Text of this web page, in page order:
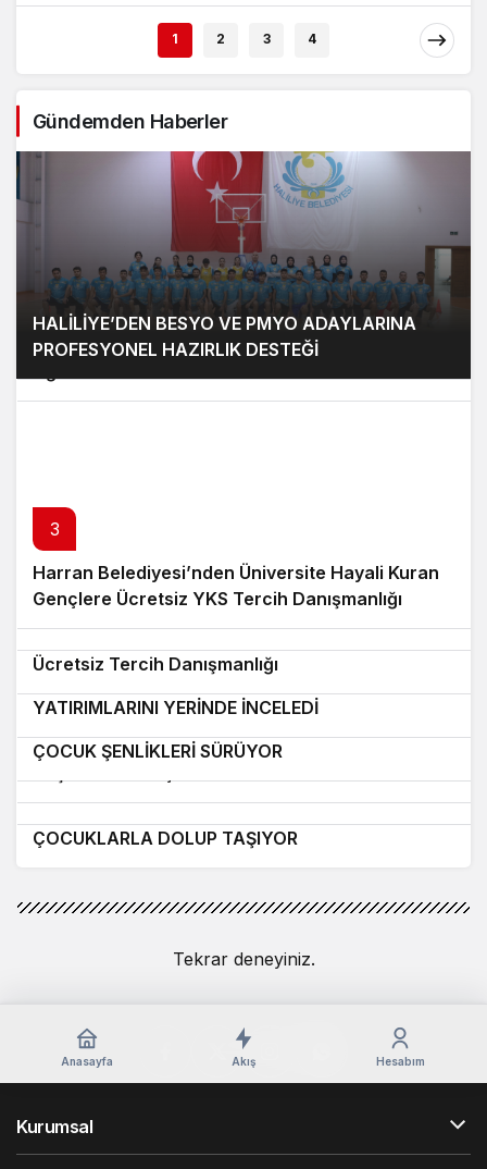
PROFESYONEL
HAZIRLIK DESTEĞİ
1 2 3 4
Gündemden Haberler
HALİLİYE’DEN BESYO VE PMYO ADAYLARINA
PROFESYONEL HAZIRLIK DESTEĞİ
2
Şanlıurfa’da Nöbetçi Eczaneler Açıklandı! İşte 5
3
Harran Belediyesi’nden Üniversite Hayali Kuran
Gençlere Ücretsiz YKS Tercih Danışmanlığı
4
Bozova’da 6 Yıl Hapis Cezası Bulunan Hükümlü
5
Ücretsiz Tercih Danışmanlığı
BAŞKAN GÜLPINAR, KIRSAL ULAŞIM
YATIRIMLARINI YERİNDE İNCELEDİ
ÇOCUK ŞENLİKLERİ SÜRÜYOR
ŞANLIURFA’DA FISTIK HIRSIZLIĞINA KARŞI
ÇOCUKLARLA DOLUP TAŞIYOR
Tekrar deneyiniz.
Anasayfa Akış Hesabım
Kurumsal